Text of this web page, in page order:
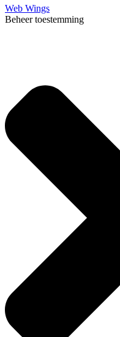
Web Wings
Beheer toestemming